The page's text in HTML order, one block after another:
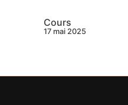
Cours
17 mai 2025